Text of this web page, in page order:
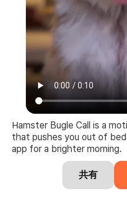
Hamster Bugle Call is a
that pushes you out of
app for a brighter morning.
共有